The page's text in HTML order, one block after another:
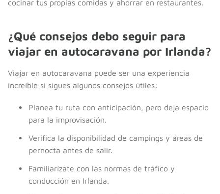
cocinar tus propias comidas y ahorrar en restaurantes.
¿Qué consejos debo seguir para
viajar en autocaravana por Irlanda?
Viajar en autocaravana puede ser una experiencia
increíble si sigues algunos consejos útiles:
Planea tu ruta con anticipación, pero deja espacio
para la improvisación.
Verifica la disponibilidad de campings y áreas de
pernocta antes de salir.
Familiarízate con las normas de tráfico y
conducción en Irlanda.